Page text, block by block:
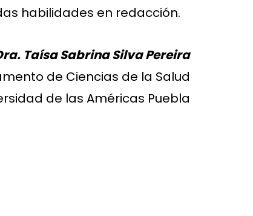
habilidades en redacción.
Taísa Sabrina Silva Pereira
de Ciencias de la Salud
de las Américas Puebla